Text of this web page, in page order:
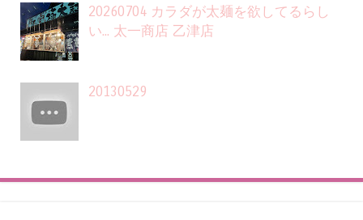
20260704 カラダが太麺を欲してるらし
い... 太一商店 乙津店
20130529